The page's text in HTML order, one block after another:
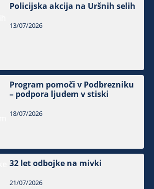
Policijska akcija na Uršnih selih
13/07/2026
Program pomoči v Podbrezniku
– podpora ljudem v stiski
18/07/2026
32 let odbojke na mivki
21/07/2026